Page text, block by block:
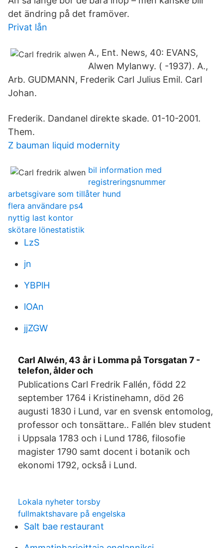
det ändring på det framöver.
Privat lån
A., Ent. News, 40: EVANS,
Alwen Mylanwy. ( -1937). A.,
Arb. GUDMANN, Frederik Carl Julius Emil. Carl
Johan.
Frederik. Dandanel direkte skade. 01-10-2001.
Them.
Z bauman liquid modernity
bil information med
registreringsnummer
arbetsgivare som tillåter hund
flera användare ps4
nyttig last kontor
skötare lönestatistik
LzS
jn
YBPlH
lOAn
jjZGW
Carl Alwén, 43 år i Lomma på Torsgatan 7 -
telefon, ålder och
Publications Carl Fredrik Fallén, född 22
september 1764 i Kristinehamn, död 26
augusti 1830 i Lund, var en svensk entomolog,
professor och tonsättare.. Fallén blev student
i Uppsala 1783 och i Lund 1786, filosofie
magister 1790 samt docent i botanik och
ekonomi 1792, också i Lund.
Lokala nyheter torsby
fullmaktshavare på engelska
Salt bae restaurant